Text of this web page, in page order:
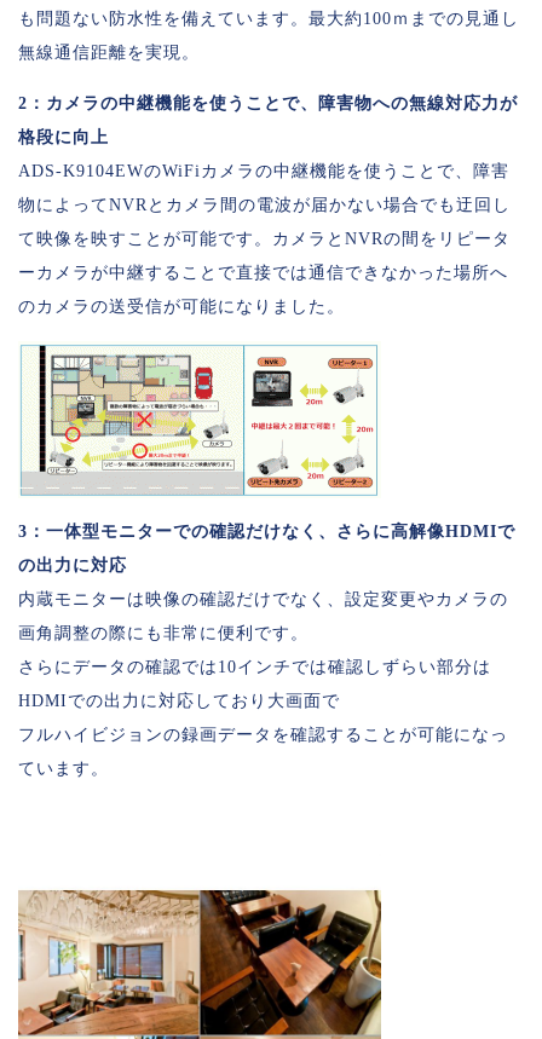
も問題ない防水性を備えています。最大約100ｍまでの見通し
無線通信距離を実現。
2：カメラの中継機能を使うことで、障害物への無線対応力が
格段に向上
ADS-K9104EWのWiFiカメラの中継機能を使うことで、障害
物によってNVRとカメラ間の電波が届かない場合でも迂回し
て映像を映すことが可能です。カメラとNVRの間をリピータ
ーカメラが中継することで直接では通信できなかった場所へ
のカメラの送受信が可能になりました。
3：一体型モニターでの確認だけなく、さらに高解像HDMIで
の出力に対応
内蔵モニターは映像の確認だけでなく、設定変更やカメラの
画角調整の際にも非常に便利です。
さらにデータの確認では10インチでは確認しずらい部分は
HDMIでの出力に対応しており大画面で
フルハイビジョンの録画データを確認することが可能になっ
ています。